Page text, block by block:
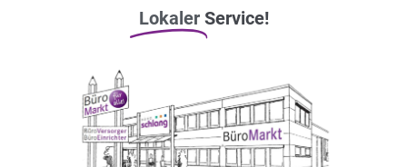
Lokaler Service!